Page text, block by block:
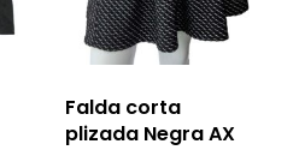
Falda corta
plizada Negra AX